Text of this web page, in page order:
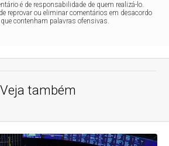
é de responsabilidade de quem realizá-lo.
reprovar ou eliminar comentários em desacordo
contenham palavras ofensivas.
Veja também